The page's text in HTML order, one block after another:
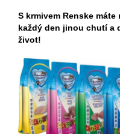
S krmivem Renske
každý den jinou chutí a
život!